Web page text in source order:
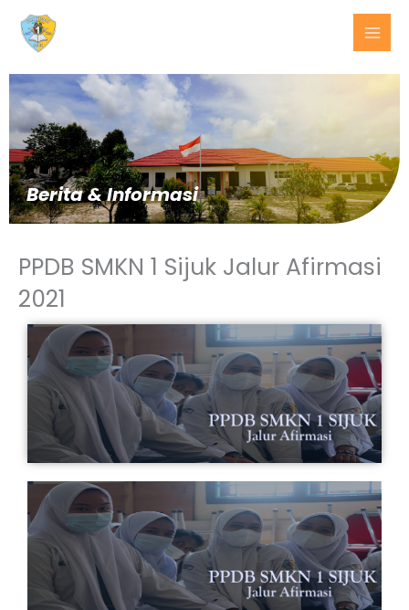
konten
Berita & Informasi
PPDB SMKN 1 Sijuk Jalur Afirmasi
2021
BERITA
TERKINI